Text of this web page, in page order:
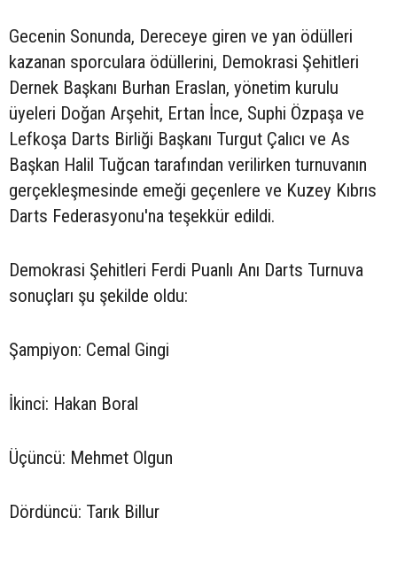
Gecenin Sonunda, Dereceye giren ve yan ödülleri
kazanan sporculara ödüllerini, Demokrasi Şehitleri
Dernek Başkanı Burhan Eraslan, yönetim kurulu
üyeleri Doğan Arşehit, Ertan İnce, Suphi Özpaşa ve
Lefkoşa Darts Birliği Başkanı Turgut Çalıcı ve As
Başkan Halil Tuğcan tarafından verilirken turnuvanın
gerçekleşmesinde emeği geçenlere ve Kuzey Kıbrıs
Darts Federasyonu'na teşekkür edildi.
Demokrasi Şehitleri Ferdi Puanlı Anı Darts Turnuva
sonuçları şu şekilde oldu:
Şampiyon: Cemal Gingi
İkinci: Hakan Boral
Üçüncü: Mehmet Olgun
Dördüncü: Tarık Billur